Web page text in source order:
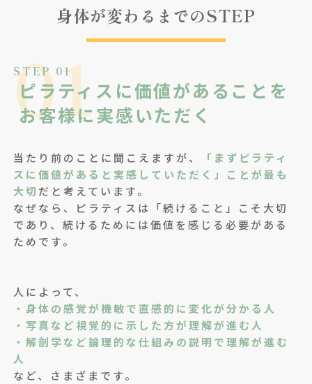
身体が変わるまでのSTEP
01
STEP 01
ピラティスに価値があることを
お客様に実感いただく
当たり前のことに聞こえますが、
「まずピラティ
スに価値があると実感していただく」ことが最も
大切 だと考えています。
なぜなら、ピラティスは「続けること」こそ大切
であり、続けるためには価値を感じる必要がある
ためです。
人によって、
・身体の感覚が機敏で直感的に変化が分かる人
・写真など視覚的に示した方が理解が進む人
・解剖学など論理的な仕組みの説明で理解が進む
人
など、さまざまです。